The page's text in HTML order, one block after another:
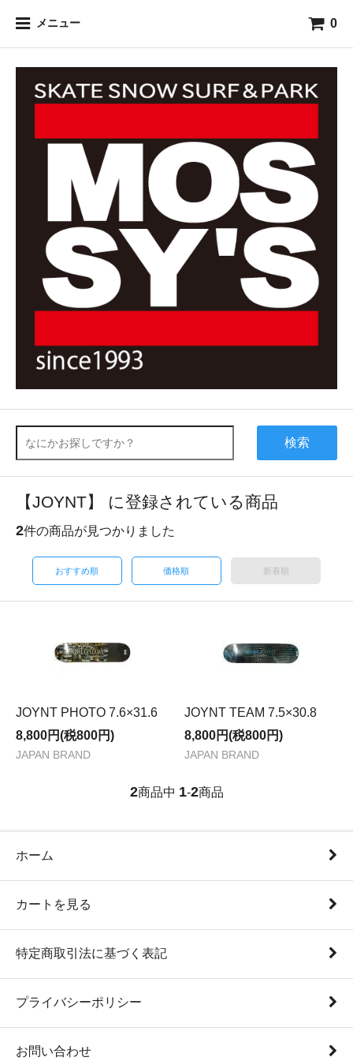
メニュー 0
検索
【JOYNT】 に登録されている商品
2件の商品が見つかりました
おすすめ順 価格順 新着順
JOYNT PHOTO 7.6×31.6
8,800円(税800円)
JAPAN BRAND
JOYNT TEAM 7.5×30.8
8,800円(税800円)
JAPAN BRAND
2商品中 1-2商品
ホーム
カートを見る
特定商取引法に基づく表記
プライバシーポリシー
お問い合わせ